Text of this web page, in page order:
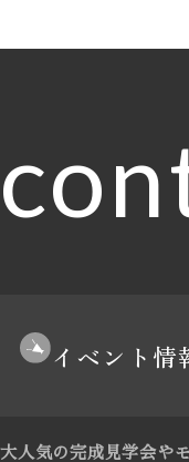
イベント情
大人気の完成見学会や